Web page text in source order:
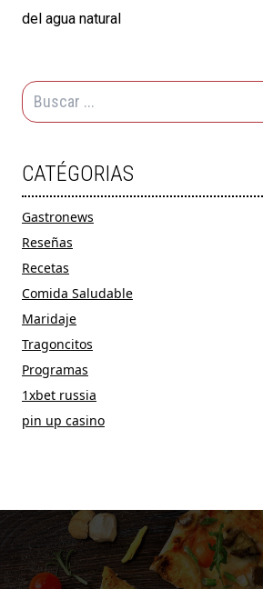
del agua natural
CATÉGORIAS
Gastronews
Reseñas
Recetas
Comida Saludable
Maridaje
Tragoncitos
Programas
1xbet russia
pin up casino